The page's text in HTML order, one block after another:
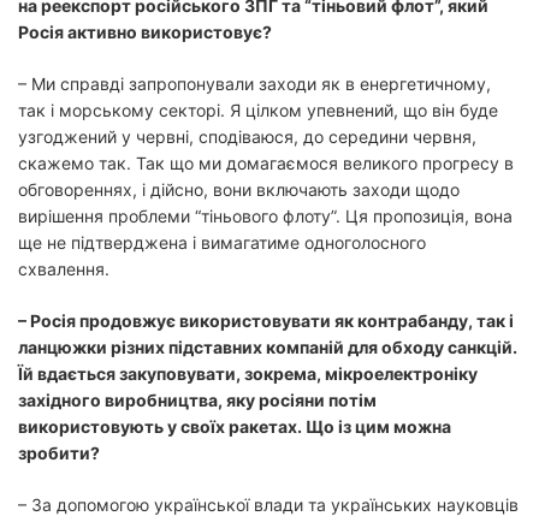
на реекспорт російського ЗПГ та “тіньовий флот”, який
Росія активно використовує?
– Ми справді запропонували заходи як в енергетичному,
так і морському секторі. Я цілком упевнений, що він буде
узгоджений у червні, сподіваюся, до середини червня,
скажемо так. Так що ми домагаємося великого прогресу в
обговореннях, і дійсно, вони включають заходи щодо
вирішення проблеми “тіньового флоту”. Ця пропозиція, вона
ще не підтверджена і вимагатиме одноголосного
схвалення.
– Росія продовжує використовувати як контрабанду, так і
ланцюжки різних підставних компаній для обходу санкцій.
Їй вдається закуповувати, зокрема, мікроелектроніку
західного виробництва, яку росіяни потім
використовують у своїх ракетах. Що із цим можна
зробити?
– За допомогою української влади та українських науковців